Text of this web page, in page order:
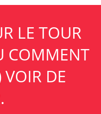
LE TOUR
COMMENT
VOIR DE